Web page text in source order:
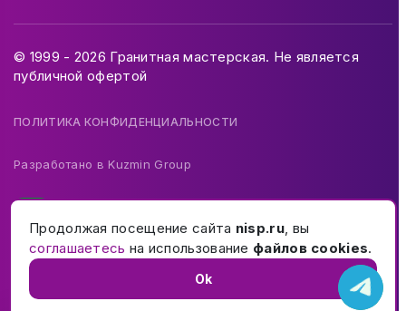
© 1999 - 2026 Гранитная мастерская. Не является
публичной офертой
ПОЛИТИКА КОНФИДЕНЦИАЛЬНОСТИ
Разработано вKuzmin Group
Продолжая посещение сайта nisp.ru, вы
соглашаетесь на использование файлов cookies.
Ok